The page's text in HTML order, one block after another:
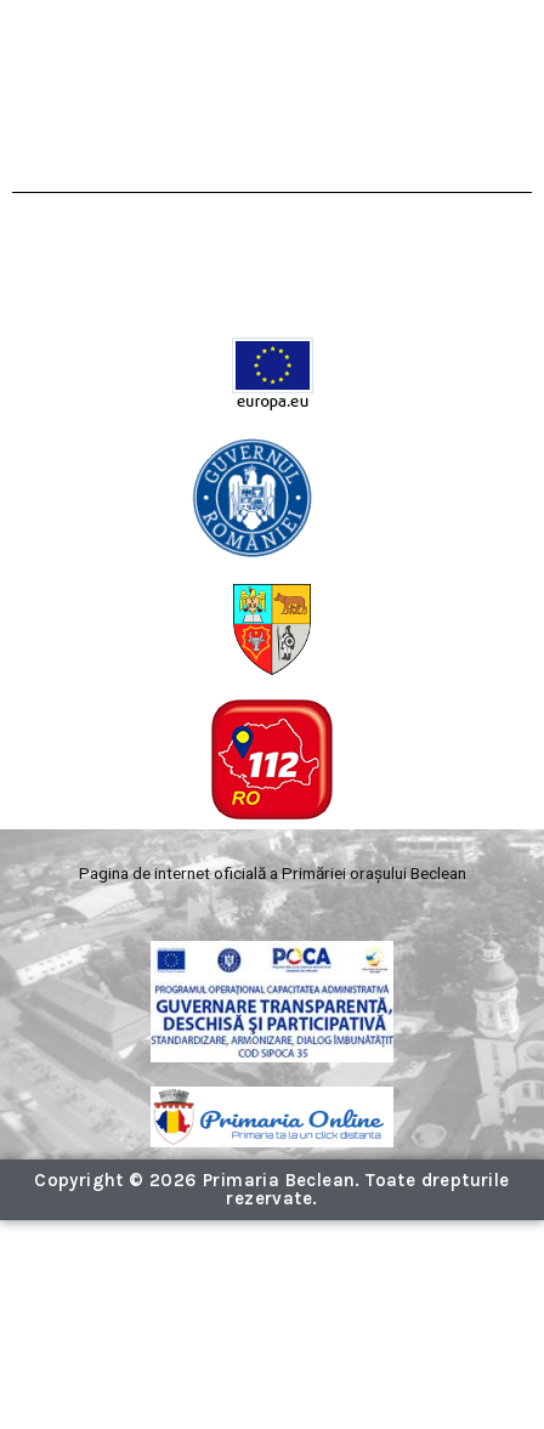
Pagina de internet oficială a Primăriei orașului Beclean
Copyright © 2026 Primaria Beclean. Toate drepturile
rezervate.